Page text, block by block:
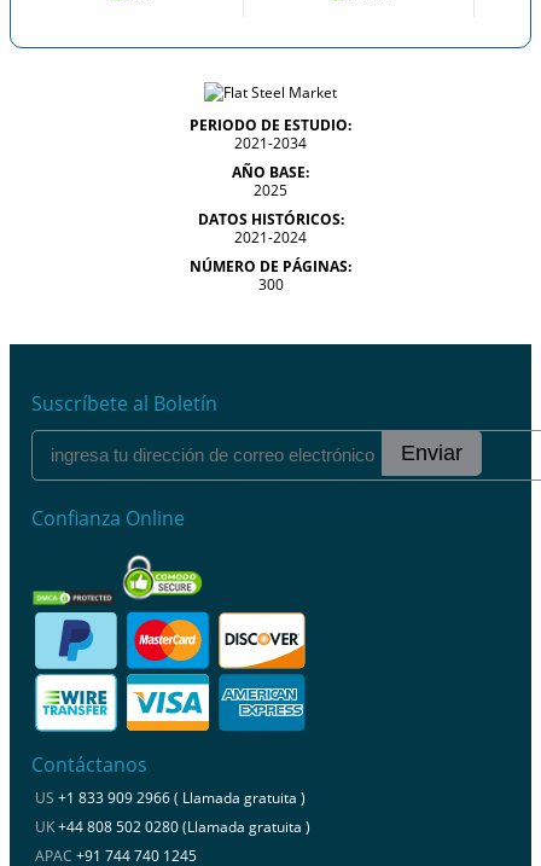
PERIODO DE ESTUDIO:
2021-2034
AÑO BASE:
2025
DATOS HISTÓRICOS:
2021-2024
NÚMERO DE PÁGINAS:
300
Suscríbete al Boletín
Enviar
Confianza Online
Contáctanos
US +1 833 909 2966 ( Llamada gratuita )
UK+44 808 502 0280 (Llamada gratuita )
APAC +91 744 740 1245